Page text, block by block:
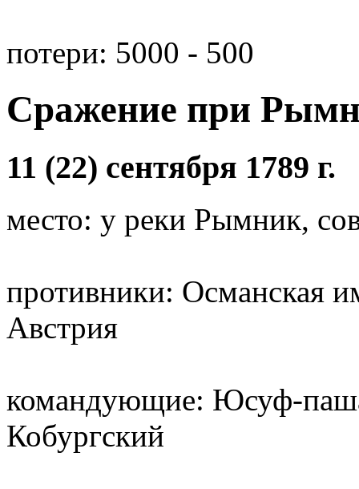
потери: 5000 - 500
Сражение при
11 (22) сентября 1789 г.
место: у реки Рымник,
противники: Османская
Австрия
командующие: Юсуф-
Кобургский